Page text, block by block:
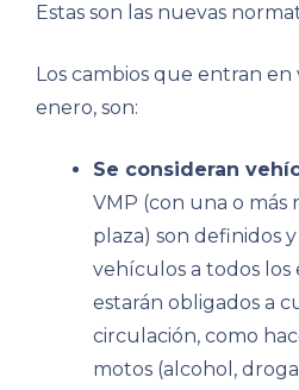
Estas son las nuevas
Los cambios que entran en
enero, son:
Se consideran
VMP (con una o más
plaza) son definidos
vehículos a todos
estarán obligados a
circulación, como
motos (alcohol,